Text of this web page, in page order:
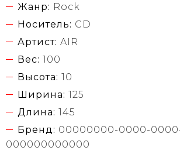
Жанр: Rock
Носитель: CD
Артист: AIR
Вес: 100
Высота: 10
Ширина: 125
Длина: 145
Бренд: 00000000-0000-
000000000000